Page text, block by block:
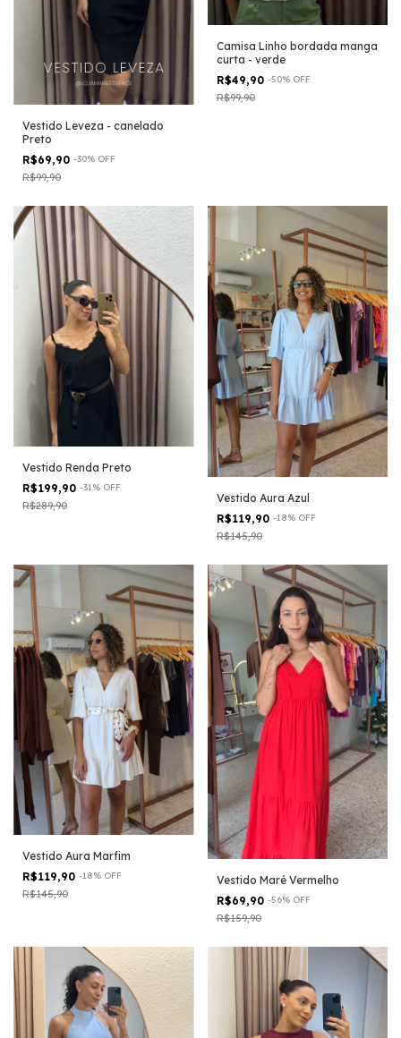
Vestido Leveza - canelado
Preto
R$69,90 -30% OFF
R$99,90
Camisa Linho bordada manga
curta - verde
R$49,90 -50% OFF
R$99,90
Vestido Renda Preto
R$199,90 -31% OFF
R$289,90
Vestido Aura Azul
R$119,90 -18% OFF
R$145,90
Vestido Aura Marfim
R$119,90 -18% OFF
R$145,90
Vestido Maré Vermelho
R$69,90 -56% OFF
R$159,90